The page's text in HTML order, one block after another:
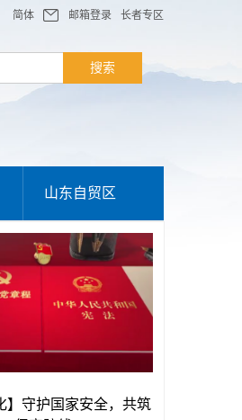
简体 邮箱登录 长者专区
山东自贸区